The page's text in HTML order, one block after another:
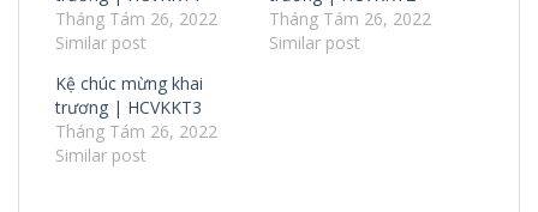
Tháng Tám 26, 2022
Similar post
Tháng Tám 26, 2022
Similar post
Kệ chúc mừng khai
trương | HCVKKT3
Tháng Tám 26, 2022
Similar post